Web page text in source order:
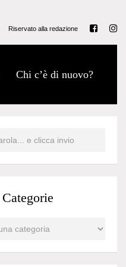
Riservato alla redazione
Chi c’è di nuovo?
Categorie